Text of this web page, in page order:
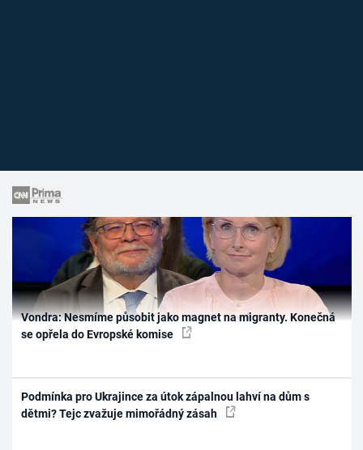
Vondra: Nesmíme působit jako magnet na migranty. Konečná
se opřela do Evropské komise
Podmínka pro Ukrajince za útok zápalnou lahví na dům s
dětmi? Tejc zvažuje mimořádný zásah